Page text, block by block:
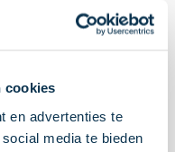
cookies
en advertenties te
media te bieden
De Graaf niet
noodzakelijk
biedt ook
het verplaatsen
of nacht,